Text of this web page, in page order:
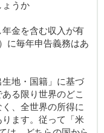
ょうか
金を含む収入が有
に毎年申告義務はあ
地・国籍」に基づ
る限り世界のどこ
、全世界の所得に
ます。従って「米